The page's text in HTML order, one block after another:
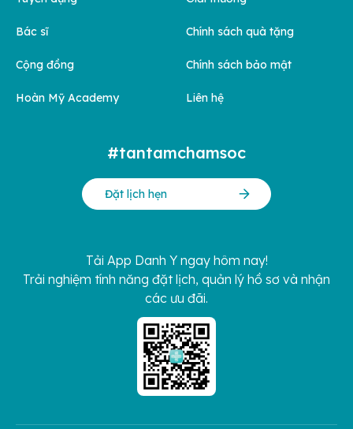
Bác sĩ
Cộng đồng
Hoàn Mỹ Academy
Chính sách quà tặng
Chính sách bảo mật
Liên hệ
#tantamchamsoc
Đặt lịch hẹn
Tải App Danh Y ngay hôm nay!
Trải nghiệm tính năng đặt lịch, quản lý hồ sơ và nhận
các ưu đãi.